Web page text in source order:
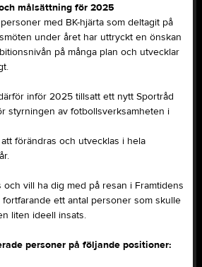
målsättning för 2025
med BK-hjärta som deltagit på
under året har uttryckt en önskan
på många plan och utvecklar
inför 2025 tillsatt ett nytt Sportråd
styrningen av fotbollsverksamheten i
förändras och utvecklas i hela
och vill ha dig med på resan i Framtidens
ett antal personer som skulle
liten ideell insats.
personer på följande positioner: